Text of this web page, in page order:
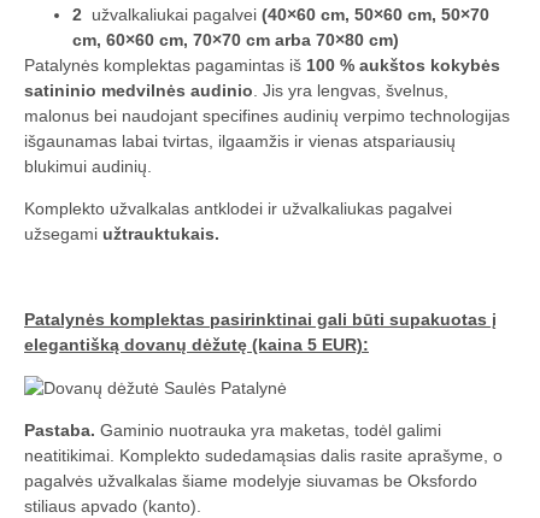
2
užvalkaliukai pagalvei (40×60 cm, 50×60 cm, 50×70
cm, 60×60 cm, 70×70 cm arba 70×80 cm)
Patalynės komplektas pagamintas iš 100 % aukštos kokybės
satininio medvilnės audinio . Jis yra lengvas, švelnus,
malonus bei naudojant specifines audinių verpimo technologijas
išgaunamas labai tvirtas, ilgaamžis ir vienas atspariausių
blukimui audinių.
Komplekto užvalkalas antklodei ir užvalkaliukas pagalvei
užsegami užtrauktukais.
Patalynės komplektas pasirinktinai gali būti supakuotas į
elegantišką dovanų dėžutę (kaina 5 EUR):
Pastaba. Gaminio nuotrauka yra maketas, todėl galimi
neatitikimai. Komplekto sudedamąsias dalis rasite aprašyme, o
pagalvės užvalkalas šiame modelyje siuvamas be Oksfordo
stiliaus apvado (kanto).